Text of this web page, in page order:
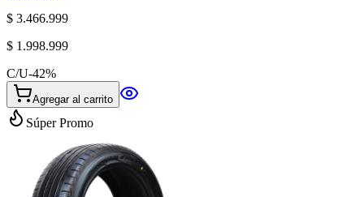
$ 3.466.999
$ 1.998.999
C/U-42%
Agregar al carrito
Súper Promo